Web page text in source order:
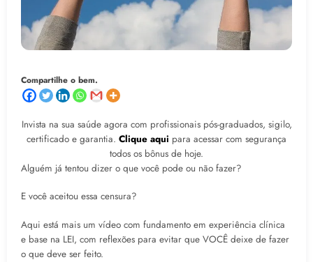
Compartilhe o bem.
Invista na sua saúde agora com profissionais pós-graduados, sigilo,
certificado e garantia. Clique aqui para acessar com segurança
todos os bônus de hoje.
Alguém já tentou dizer o que você pode ou não fazer?
E você aceitou essa censura?
Aqui está mais um vídeo com fundamento em experiência clínica
e base na LEI, com reflexões para evitar que VOCÊ deixe de fazer
o que deve ser feito.